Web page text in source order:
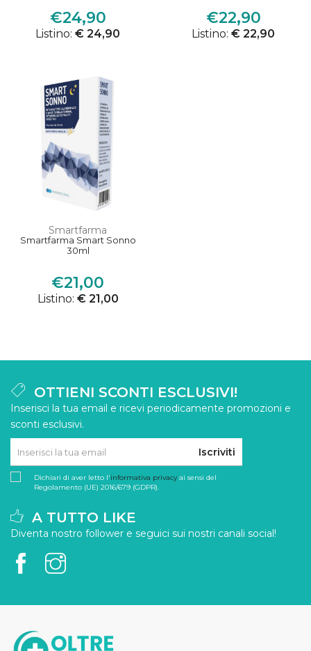
€24,90
Listino: € 24,90
€22,90
Listino: € 22,90
Smartfarma
Smartfarma Smart Sonno
30ml
€21,00
Listino: € 21,00
OTTIENI SCONTI ESCLUSIVI!
Inserisci la tua email e ricevi periodicamente promozioni e
sconti esclusivi.
Iscriviti
Dichiari di aver letto l'informativa privacyai sensi del
Regolamento (UE) 2016/679 (GDPR).
A TUTTO LIKE
Diventa nostro follower e seguici sui nostri canali social!